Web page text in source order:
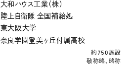
大和ハウス工業（株）
陸上自衛隊 全国補給処
東大阪大学
奈良学園登美ヶ丘付属高校
約750施設
敬称略、略称